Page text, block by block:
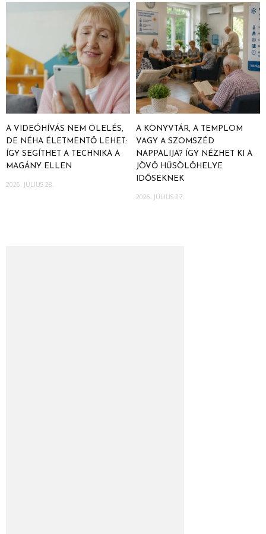
A VIDEÓHÍVÁS NEM ÖLELÉS,
DE NÉHA ÉLETMENTŐ LEHET:
ÍGY SEGÍTHET A TECHNIKA A
MAGÁNY ELLEN
2026. JÚLIUS 28.
A KÖNYVTÁR, A TEMPLOM
VAGY A SZOMSZÉD
NAPPALIJA? ÍGY NÉZHET KI A
JÖVŐ HŰSÖLŐHELYE
IDŐSEKNEK
2026. JÚLIUS 27.